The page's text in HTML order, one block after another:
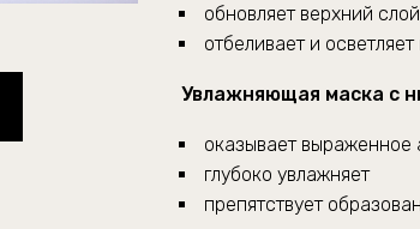
обновляет верхний
отбеливает и
Увлажняющая маска с
оказывает выраженное
глубоко увлажняет
препятствует